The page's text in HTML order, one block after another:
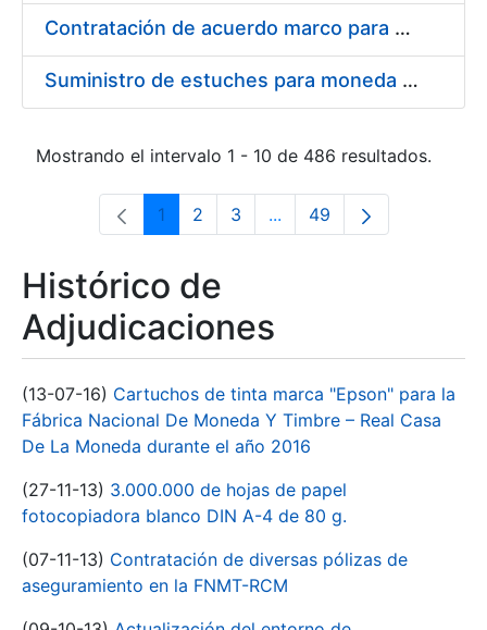
Contratación de acuerdo marco para el Suministro de Material de Electricidad para la Fábrica Nacional de Moneda y Timbre-Real Casa de la Moneda en su centro de trabajo de Burgos
Suministro de estuches para moneda de 30 €
Mostrando el intervalo 1 - 10 de 486 resultados.
Página
1 Página
2 Página
3 ...Páginas intermedias Use
Página
49
Histórico de
Adjudicaciones
(13-07-16) Cartuchos de tinta marca "Epson" para la
Fábrica Nacional De Moneda Y Timbre – Real Casa
De La Moneda durante el año 2016
(27-11-13) 3.000.000 de hojas de papel
fotocopiadora blanco DIN A-4 de 80 g.
(07-11-13) Contratación de diversas pólizas de
aseguramiento en la FNMT-RCM